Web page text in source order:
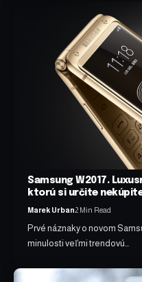
Samsung W2017.
ktorú si určite
Marek Urban2 Min Read
Prvé náznaky o novom
minulosti veľmi trendovú…